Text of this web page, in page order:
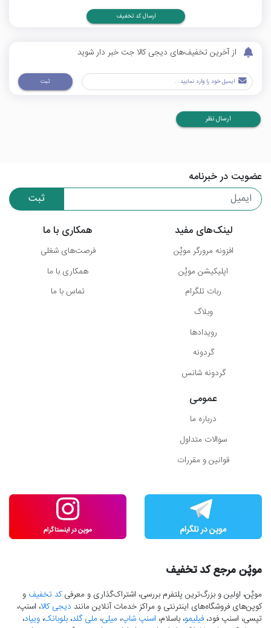
ارسال کد تخفیف
از آخرین تخفیف‌های دیجی کالا جت خبر دار شوید
ثبت
ارسال نظر
عضویت در خبرنامه
ثبت
لینک‌های مفید
افزونه مرورگر موپُن
اپلیکیشن موپُن
ربات تلگرام
وبلاگ
رویدادها
گردونه
گردونه شانس
همکاری با ما
فرصت‌های شغلی
همکاری با ما
تماس با ما
عمومی
درباره ما
سوالات متداول
قوانین و مقررات
موپُن مرجع کد تخفیف
موپُن، اولین و بزرگ‌ترین پلتفرم بررسی، اشتراک‌گذاری و معرفیکد تخفیف و
کوپن‌های فروشگاه‌های اینترنتی و مراکز خدمات آنلاین مانند دیجی کالا، اسنپ،
تپسی، اسنپ فود، فیلیمو، باسلام، اسنپ شاپ، میلی، ملی گلد، بلوبانک، ویپاد،